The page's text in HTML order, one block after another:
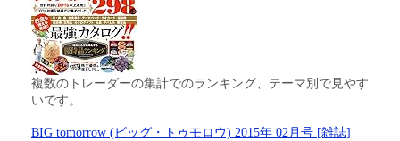
複数のトレーダーの集計でのランキング、テーマ別で見やす
いです。
BIG tomorrow (ビッグ・トゥモロウ) 2015年 02月号 [雑誌]